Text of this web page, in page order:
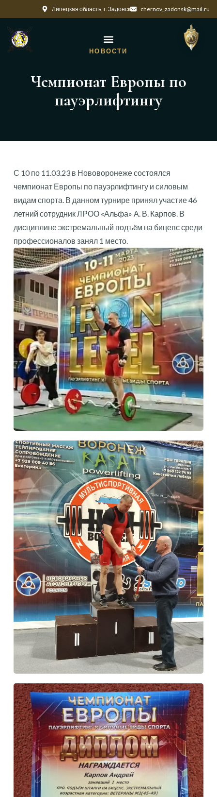
Липецкая область, г. Задонск chernov_zadonsk@mail.ru
НОВОСТИ
Чемпионат Европы по
пауэрлифтингу
С 10 по 11.03.23 в Нововоронеже состоялся
чемпионат Европы по пауэрлифтингу и силовым
видам спорта. В данном турнире принял участие 46
летний сотрудник ЛРОО «Альфа» А. В. Карпов. В
дисциплине экстремальный подъëм на бицепс среди
профессионалов занял 1 место.